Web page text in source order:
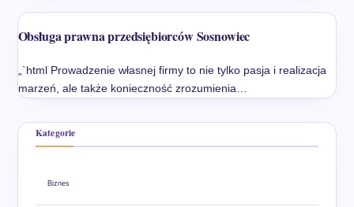
Obsługa prawna przedsiębiorców Sosnowiec
„`html Prowadzenie własnej firmy to nie tylko pasja i realizacja
marzeń, ale także konieczność zrozumienia…
Kategorie
Biznes